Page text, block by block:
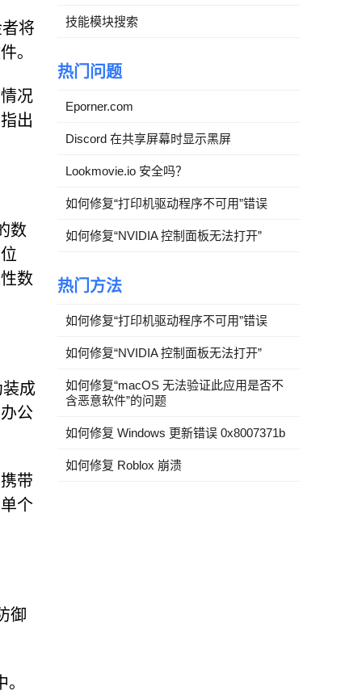
将
。
况
出
数
数
成
公
带
个
御
技能模块搜索
热门问题
Eporner.com
Discord 在共享屏幕时显示黑屏
Lookmovie.io 安全吗？
如何修复“打印机驱动程序不可用”错误
如何修复“NVIDIA 控制面板无法打开”
热门方法
如何修复“打印机驱动程序不可用”错误
如何修复“NVIDIA 控制面板无法打开”
如何修复“macOS 无法验证此应用是否不
含恶意软件”的问题
如何修复 Windows 更新错误 0x8007371b
如何修复 Roblox 崩溃